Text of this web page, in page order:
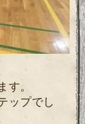
す。
ップでし